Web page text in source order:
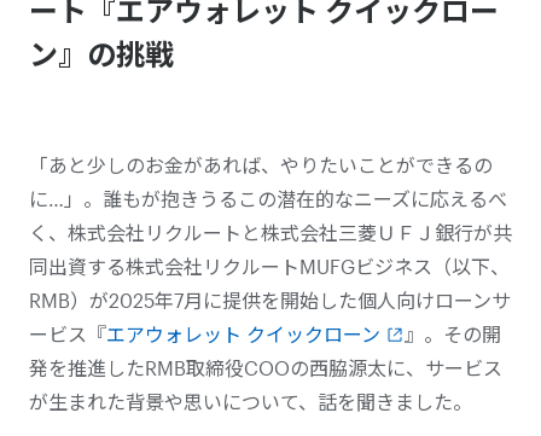
ート『エアウォレット クイックロー
ン』の挑戦
「あと少しのお金があれば、やりたいことができるの
に…」。誰もが抱きうるこの潜在的なニーズに応えるべ
く、株式会社リクルートと株式会社三菱ＵＦＪ銀行が共
同出資する株式会社リクルートMUFGビジネス（以下、
RMB）が2025年7月に提供を開始した個人向けローンサ
ービス『エアウォレット クイックローン
』。その開
発を推進したRMB取締役COOの西脇源太に、サービス
が生まれた背景や思いについて、話を聞きました。